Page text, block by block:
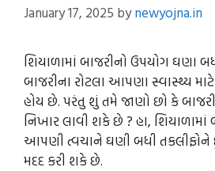
January 17, 2025 bynewyojna.in
શિયાળામાં બાજરીનો ઉપયોગ ઘણા
બાજરીના રોટલા આપણા સ્વાસ્થ્ય
હોય છે. પરંતુ શું તમે જાણો છો કે
નિખાર લાવી શકે છે ? હા,
આપણી ત્વચાને ઘણી બધી તકલીફોને
મદદ કરી શકે છે.